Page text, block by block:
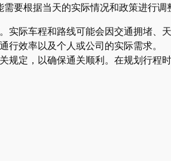
要根据当天的实际情况和政策进行调
实际车程和路线可能会因交通拥堵、
效率以及个人或公司的实际需求。
规定，以确保通关顺利。在规划行程